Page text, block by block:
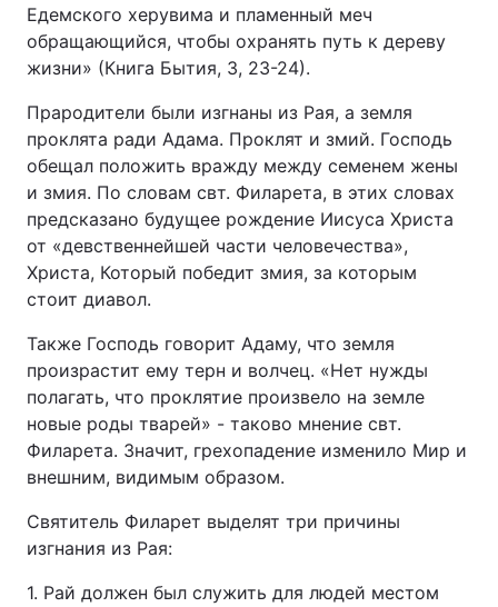
Едемского херувима и пламенный меч
обращающийся, чтобы охранять путь к дереву
жизни» (Книга Бытия, 3, 23-24).
Прародители были изгнаны из Рая, а земля
проклята ради Адама. Проклят и змий. Господь
обещал положить вражду между семенем жены
и змия. По словам свт. Филарета, в этих словах
предсказано будущее рождение Иисуса Христа
от «девственнейшей части человечества»,
Христа, Который победит змия, за которым
стоит диавол.
Также Господь говорит Адаму, что земля
произрастит ему терн и волчец. «Нет нужды
полагать, что проклятие произвело на земле
новые роды тварей» - таково мнение свт.
Филарета. Значит, грехопадение изменило Мир и
внешним, видимым образом.
Святитель Филарет выделят три причины
изгнания из Рая:
1. Рай должен был служить для людей местом